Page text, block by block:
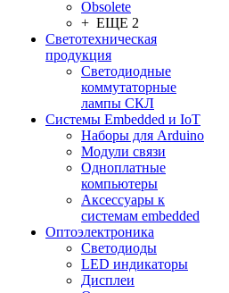
Obsolete
+ ЕЩЕ 2
Светотехническая
продукция
Светодиодные
коммутаторные
лампы СКЛ
Системы Embedded и IoT
Наборы для Arduino
Модули связи
Одноплатные
компьютеры
Аксессуары к
системам embedded
Oптоэлектроника
Светодиоды
LED индикаторы
Дисплеи